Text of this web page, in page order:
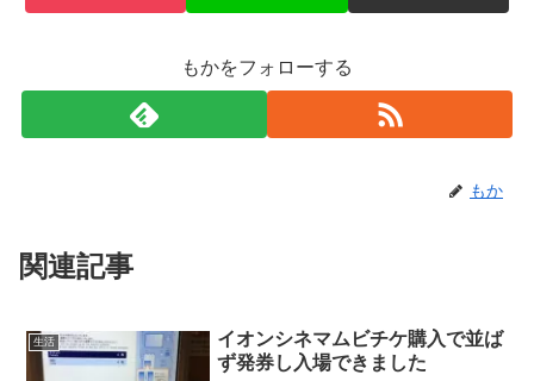
もかをフォローする
もか
関連記事
生活
イオンシネマムビチケ購入で並ば
ず発券し入場できました